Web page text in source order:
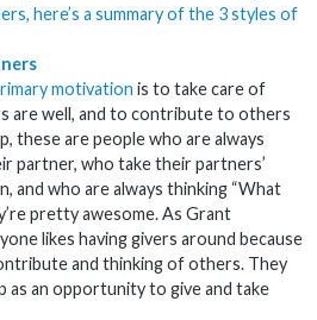
here’s a summary of the 3 styles of
motivation is to take care of
are well, and to contribute to others
these are people who are always
partner, who take their partners’
and who are always thinking “What
pretty awesome. As Grant
likes having givers around because
and thinking of others. They
as an opportunity to give and take